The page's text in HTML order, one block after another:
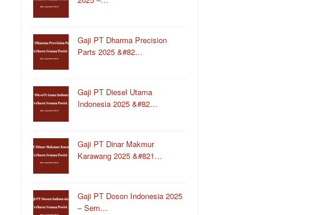
Gaji PT Dharma Precision
Parts 2025 &#82…
Gaji PT Diesel Utama
Indonesia 2025 &#82…
Gaji PT Dinar Makmur
Karawang 2025 &#821…
Gaji PT Doson Indonesia 2025
– Sem…